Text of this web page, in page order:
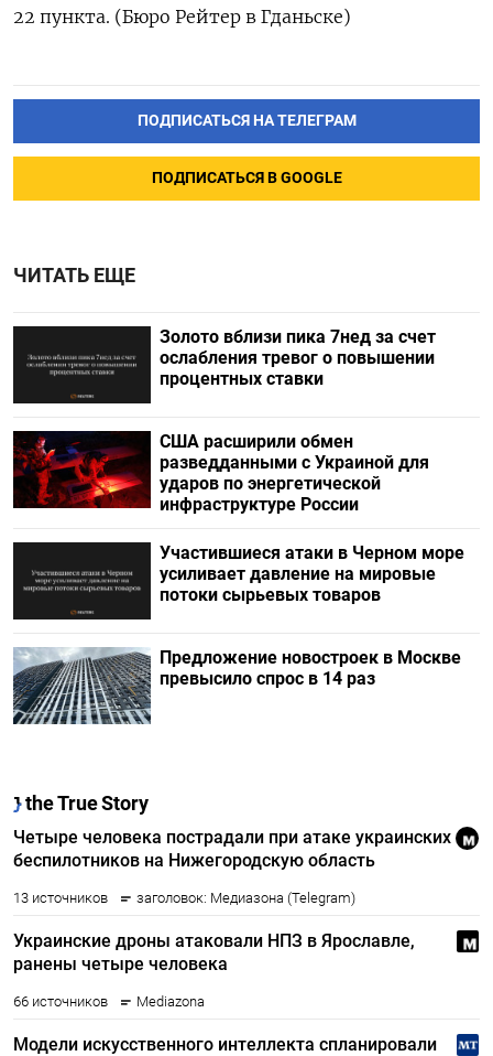
22 пункта. (Бюро Рейтер в Гданьске)
ПОДПИСАТЬСЯ НА ТЕЛЕГРАМ
ПОДПИСАТЬСЯ В GOOGLE
ЧИТАТЬ ЕЩЕ
Золото вблизи пика 7нед за счет
ослабления тревог о повышении
процентных ставки
США расширили обмен
разведданными с Украиной для
ударов по энергетической
инфраструктуре России
Участившиеся атаки в Черном море
усиливает давление на мировые
потоки сырьевых товаров
Предложение новостроек в Москве
превысило спрос в 14 раз